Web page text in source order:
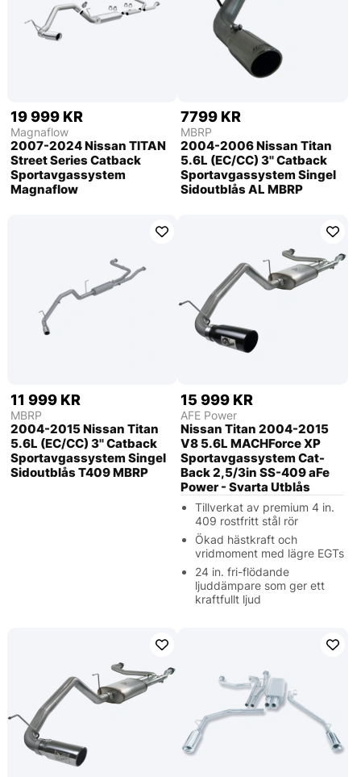
19 999 KR
Magnaflow
2007-2024 Nissan TITAN
Street Series Catback
Sportavgassystem
Magnaflow
7799 KR
MBRP
2004-2006 Nissan Titan
5.6L (EC/CC) 3'' Catback
Sportavgassystem Singel
Sidoutblås AL MBRP
11 999 KR
MBRP
2004-2015 Nissan Titan
5.6L (EC/CC) 3'' Catback
Sportavgassystem Singel
Sidoutblås T409 MBRP
15 999 KR
AFE Power
Nissan Titan 2004-2015
V8 5.6L MACHForce XP
Sportavgassystem Cat-
Back 2,5/3in SS-409 aFe
Power - Svarta Utblås
Tillverkat av premium 4 in.
409 rostfritt stål rör
Ökad hästkraft och
vridmoment med lägre EGTs
24 in. fri-flödande
ljuddämpare som ger ett
kraftfullt ljud